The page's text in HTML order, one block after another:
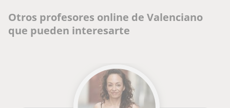
Otros profesores online de Valenciano
que pueden interesarte